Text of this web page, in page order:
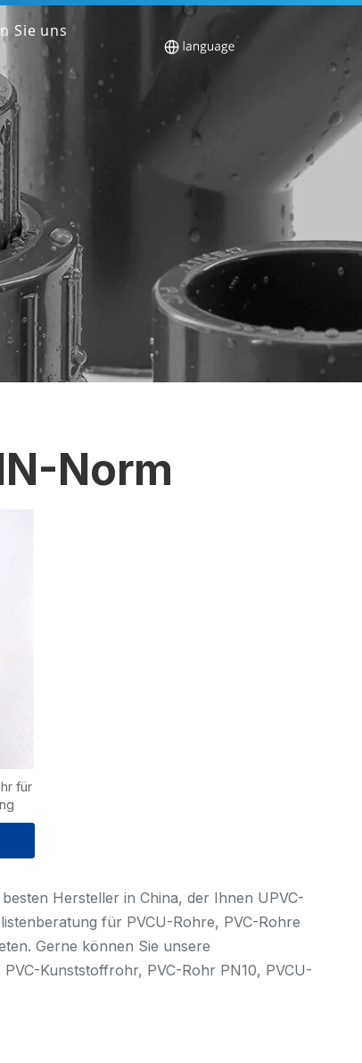
Sie uns
Norm
für
Hersteller in China, der Ihnen UPVC-
für PVCU-Rohre, PVC-Rohre
Gerne können Sie unsere
Kunststoffrohr, PVC-Rohr PN10, PVCU-